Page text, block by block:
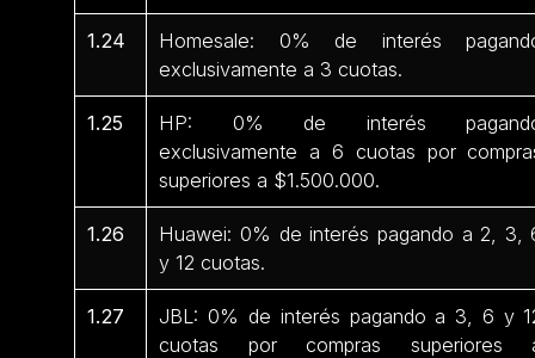
1.24
Homesale: 0% de interés
exclusivamente a 3 cuotas.
1.25
HP: 0% de interés
exclusivamente a 6 cuotas por
superiores a $1.500.000.
1.26
Huawei: 0% de interés pagando a 2, 3,
y 12 cuotas.
1.27
JBL: 0% de interés pagando a 3, 6 y
cuotas por compras superiores